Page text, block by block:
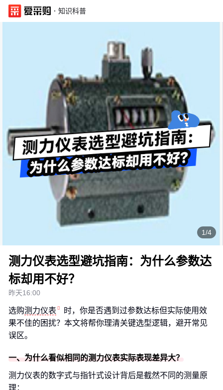
· 知识科普
1/4
测力仪表选型避坑指南：为什么参数达
标却用不好？
昨天16:00
选购测力仪表
时，你是否遇到过参数达标但实际使用效
果不佳的困扰？本文将帮你理清关键选型逻辑，避开常见
误区。
一、为什么看似相同的测力仪表实际表现差异大？
测力仪表的数字式与指针式设计背后是截然不同的测量原
理：